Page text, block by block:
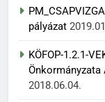
pályázat
KÖFOP-1.2.1-
2018.06.04.